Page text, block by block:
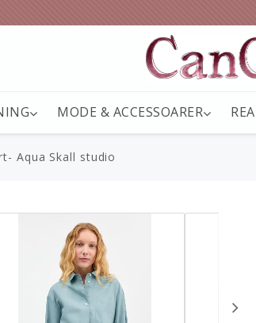
MODE & ACCESSOARER REA
Aqua Skall studio